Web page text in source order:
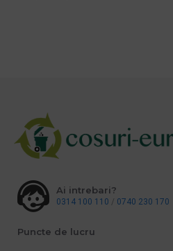
Ai intrebari?
0314 100 110 / 0740 230 170
Puncte de lucru